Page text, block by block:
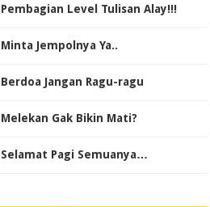
Pembagian Level Tulisan Alay!!!
Minta Jempolnya Ya..
Berdoa Jangan Ragu-ragu
Melekan Gak Bikin Mati?
Selamat Pagi Semuanya…